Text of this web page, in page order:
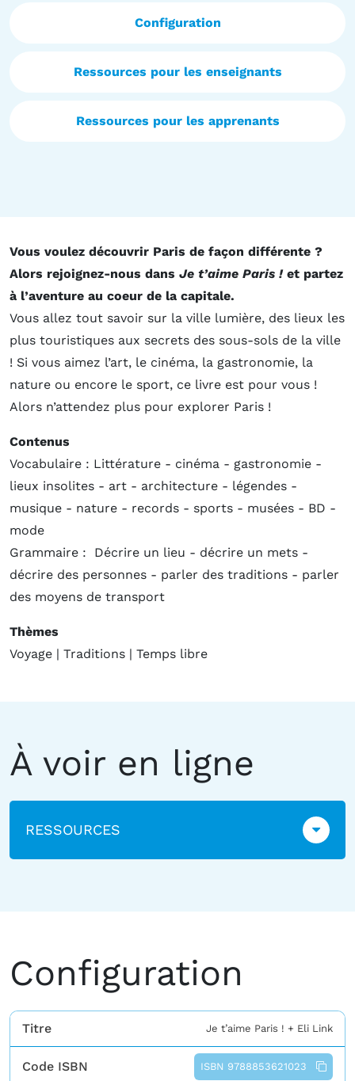
Configuration
Ressources pour les enseignants
Ressources pour les apprenants
Vous voulez découvrir Paris de façon différente ?
Alors rejoignez-nous dans Je t’aime Paris !et partez
à l’aventure au coeur de la capitale.
Vous allez tout savoir sur la ville lumière, des lieux les
plus touristiques aux secrets des sous-sols de la ville
! Si vous aimez l’art, le cinéma, la gastronomie, la
nature ou encore le sport, ce livre est pour vous !
Alors n’attendez plus pour explorer Paris !
Contenus
Vocabulaire : Littérature - cinéma - gastronomie -
lieux insolites - art - architecture - légendes -
musique - nature - records - sports - musées - BD -
mode
Grammaire : Décrire un lieu - décrire un mets -
décrire des personnes - parler des traditions - parler
des moyens de transport
Thèmes
Voyage | Traditions | Temps libre
À voir en ligne
RESSOURCES
Configuration
Titre Je t’aime Paris ! + Eli Link
Code ISBN ISBN 9788853621023